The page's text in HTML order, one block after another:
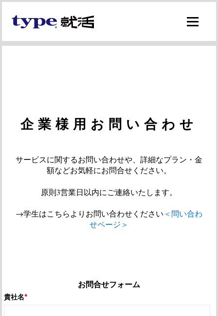
企業様用お問い合わせ
サービスに関するお問い合わせや、詳細なプラン・金
額などお気軽にお問合せください。
原則3営業日以内にご連絡いたします。
→学生はこちらよりお問い合わせください ＜問い合わ
せページ＞
お問合せフォーム
貴社名*